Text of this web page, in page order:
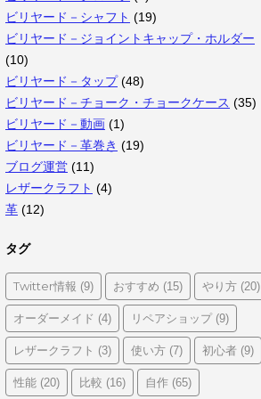
ビリヤード－シャフト (19)
ビリヤード－ジョイントキャップ・ホルダー
(10)
ビリヤード－タップ(48)
ビリヤード－チョーク・チョークケース (35)
ビリヤード－動画 (1)
ビリヤード－革巻き (19)
ブログ運営 (11)
レザークラフト (4)
革 (12)
タグ
Twitter情報 (9) おすすめ (15) やり方 (20)
オーダーメイド (4) リペアショップ(9)
レザークラフト (3) 使い方 (7) 初心者 (9)
性能 (20) 比較 (16) 自作 (65)